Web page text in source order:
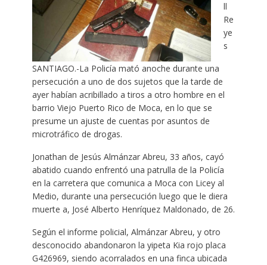
ll
Re
ye
s
SANTIAGO.-La Policía mató anoche durante una
persecución a uno de dos sujetos que la tarde de
ayer habían acribillado a tiros a otro hombre en el
barrio Viejo Puerto Rico de Moca, en lo que se
presume un ajuste de cuentas por asuntos de
microtráfico de drogas.
Jonathan de Jesús Almánzar Abreu, 33 años, cayó
abatido cuando enfrentó una patrulla de la Policía
en la carretera que comunica a Moca con Licey al
Medio, durante una persecución luego que le diera
muerte a, José Alberto Henríquez Maldonado, de 26.
Según el informe policial, Almánzar Abreu, y otro
desconocido abandonaron la yipeta Kia rojo placa
G426969, siendo acorralados en una finca ubicada